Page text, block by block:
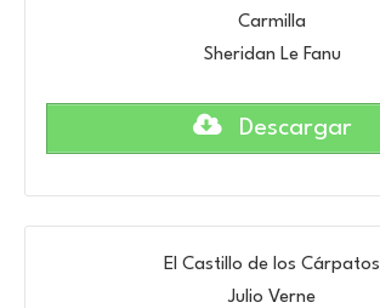
Carmilla
Sheridan Le Fanu
Descargar
El Castillo de los Cárpatos
Julio Verne